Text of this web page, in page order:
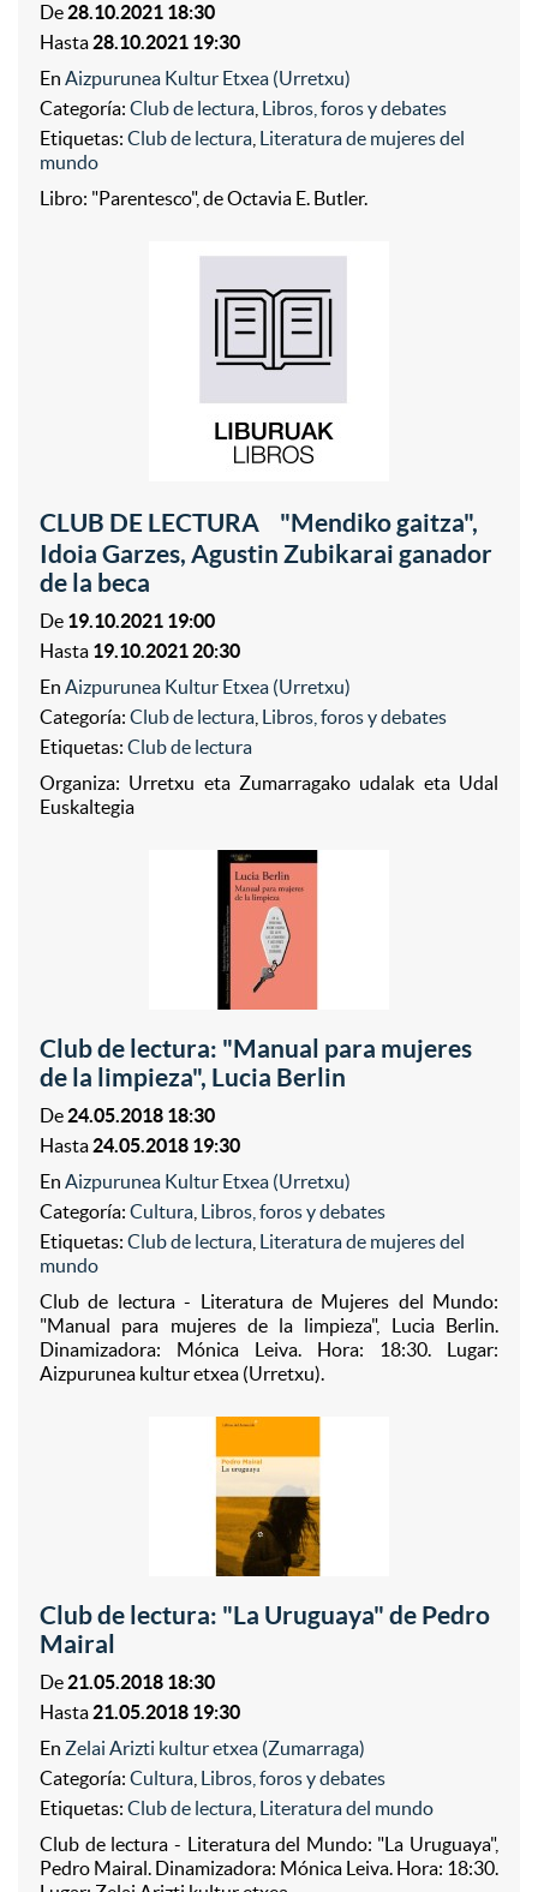
De 28.10.2021 18:30
Hasta 28.10.2021 19:30
En Aizpurunea Kultur Etxea (Urretxu)
Categoría: Club de lectura Libros, foros y debates
Etiquetas: Club de lectura Literatura de mujeres del
mundo
Libro: "Parentesco", de Octavia E. Butler.
CLUB DE LECTURA "Mendiko gaitza",
Idoia Garzes, Agustin Zubikarai ganador
de la beca
De 19.10.2021 19:00
Hasta 19.10.2021 20:30
En Aizpurunea Kultur Etxea (Urretxu)
Categoría: Club de lectura Libros, foros y debates
Etiquetas: Club de lectura
Organiza: Urretxu eta Zumarragako udalak eta Udal
Euskaltegia
Club de lectura: "Manual para mujeres
de la limpieza", Lucia Berlin
De 24.05.2018 18:30
Hasta 24.05.2018 19:30
En Aizpurunea Kultur Etxea (Urretxu)
Categoría: Cultura Libros, foros y debates
Etiquetas: Club de lectura Literatura de mujeres del
mundo
Club de lectura - Literatura de Mujeres del Mundo:
"Manual para mujeres de la limpieza", Lucia Berlin.
Dinamizadora: Mónica Leiva. Hora: 18:30. Lugar:
Aizpurunea kultur etxea (Urretxu).
Club de lectura: "La Uruguaya" de Pedro
Mairal
De 21.05.2018 18:30
Hasta 21.05.2018 19:30
En Zelai Arizti kultur etxea (Zumarraga)
Categoría: Cultura Libros, foros y debates
Etiquetas: Club de lectura Literatura del mundo
Club de lectura - Literatura del Mundo: "La Uruguaya",
Pedro Mairal. Dinamizadora: Mónica Leiva. Hora: 18:30.